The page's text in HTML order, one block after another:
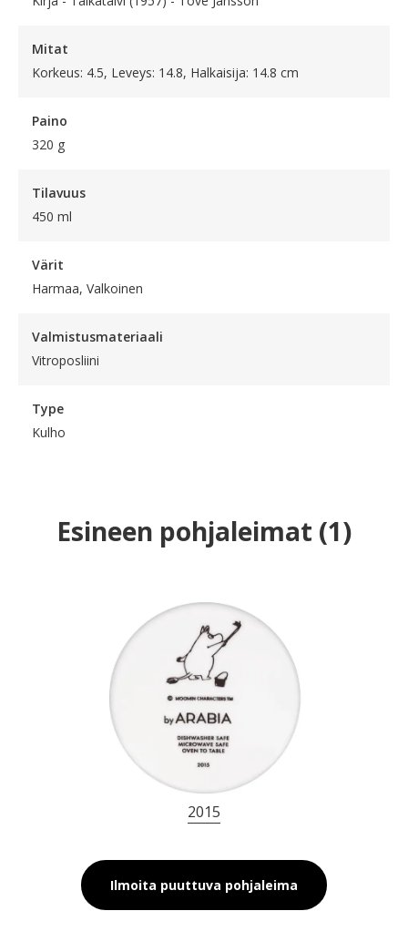
Mitat
Korkeus: 4.5, Leveys: 14.8, Halkaisija: 14.8 cm
Paino
320 g
Tilavuus
450 ml
Värit
Harmaa, Valkoinen
Valmistusmateriaali
Vitroposliini
Type
Kulho
Esineen pohjaleimat (1)
2015
Ilmoita puuttuva pohjaleima